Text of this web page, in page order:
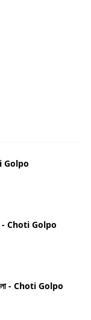
Golpo
- Choti Golpo
- Choti Golpo